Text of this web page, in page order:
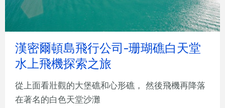
漢密爾頓島飛行公司-珊瑚礁白天堂
水上飛機探索之旅
從上面看壯觀的大堡礁和心形礁， 然後飛機再降落
在著名的白色天堂沙灘